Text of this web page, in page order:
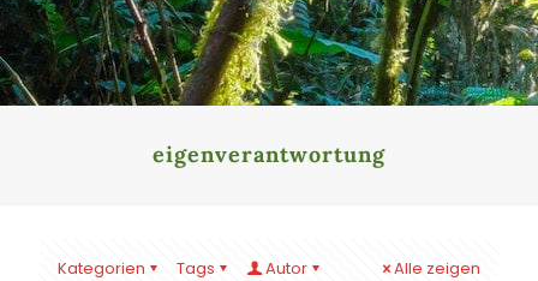
eigenverantwortung
Kategorien Tags Autor Alle zeigen